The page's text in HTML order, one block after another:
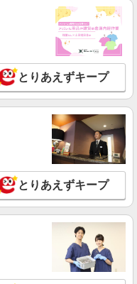
とりあえずキープ
とりあえずキープ